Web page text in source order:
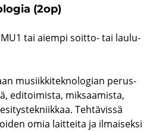
(2op)
tai ai­em­pi soitto-​ tai lau­lu­
musiik­ki­tek­no­lo­gian pe­rus­
edi­toi­mis­ta, mik­saa­mis­ta,
Teh­tä­vis­sä
omia lait­tei­ta ja il­mai­sek­si